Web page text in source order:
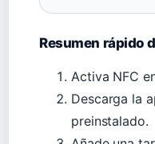
Resumen rápido
Activa NFC
Descarga la
preinstalado.